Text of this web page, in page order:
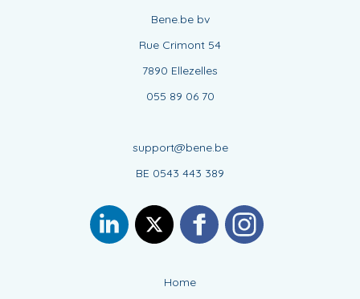
Bene.be bv
Rue Crimont 54
7890 Ellezelles
055 89 06 70
support@bene.be
BE 0543 443 389
Home